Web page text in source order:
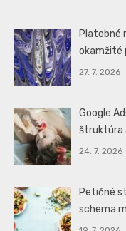
Platobné
okamžité
27. 7. 2026
Google
štruktúra
24. 7. 2026
Petičné
schema